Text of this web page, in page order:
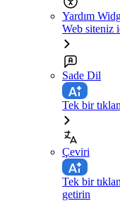
Yardım
Web siteniz
Sade Dil
Tek bir
Çeviri
Tek bir
getirin